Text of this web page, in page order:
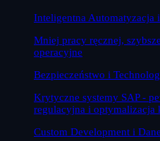
Inteligentna Automatyzacja
Mniej pracy ręcznej,
operacyjne
Bezpieczeństwo i
Krytyczne systemy SAP -
regulacyjna i optymalizacja
Custom Development i Dane